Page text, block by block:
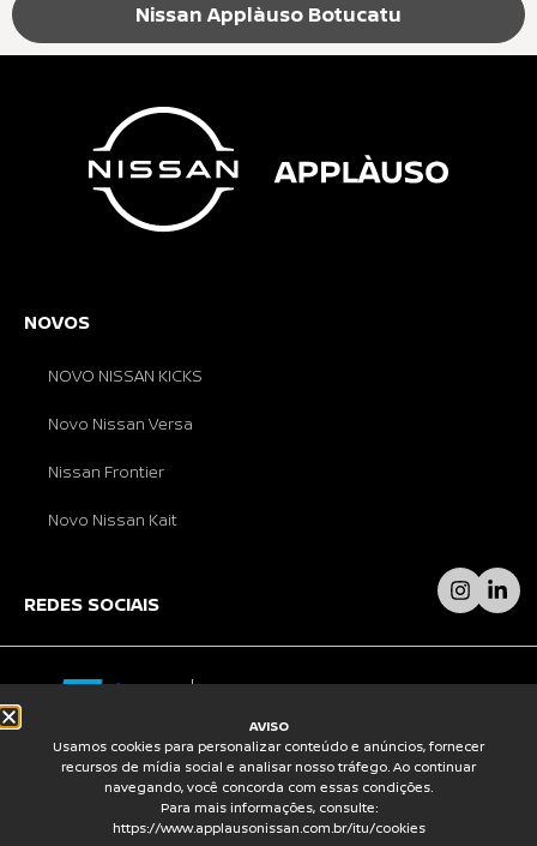
Nissan Applàuso Botucatu
NOVOS
NOVO NISSAN KICKS
Novo Nissan Versa
Nissan Frontier
Novo Nissan Kait
REDES SOCIAIS
© GRUPO APPLÀUSO 2026 – AJUSTES NO SITE
REALIZADOS POR INFOTECHJS.
AVISO
Usamos cookies para personalizar conteúdo e anúncios, fornecer
recursos de mídia social e analisar nosso tráfego. Ao continuar
navegando, você concorda com essas condições.
Para mais informações, consulte:
https://www.applausonissan.com.br/itu/cookies